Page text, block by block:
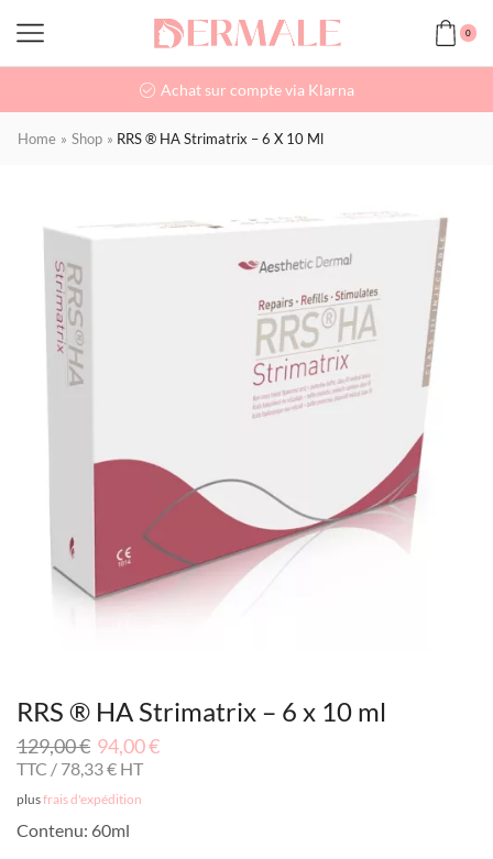
0
Achat sur compte via Klarna
Home » Shop » RRS ® HA Strimatrix – 6 X 10 Ml
RRS ® HA Strimatrix – 6 x 10 ml
129,00€ 94,00€
TTC / 78,33€ HT
plusfrais d'expédition
Contenu: 60ml